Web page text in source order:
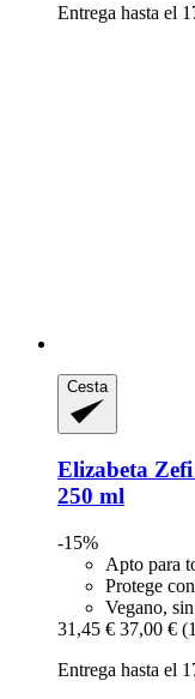
Entrega hasta el
Cesta
Elizabeta Zefi
250 ml
-15%
Apto para
Protege
Vegano,
31,45 € 37,00 €
Entrega hasta el